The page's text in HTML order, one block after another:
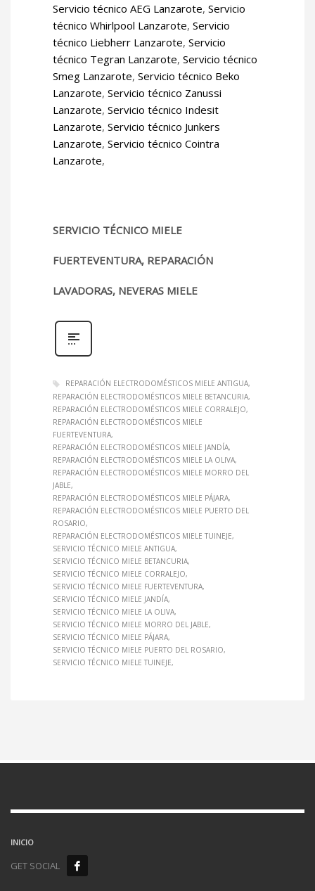
Servicio técnico AEG Lanzarote, Servicio
técnico Whirlpool Lanzarote, Servicio
técnico Liebherr Lanzarote, Servicio
técnico Tegran Lanzarote, Servicio técnico
Smeg Lanzarote, Servicio técnico Beko
Lanzarote, Servicio técnico Zanussi
Lanzarote, Servicio técnico Indesit
Lanzarote, Servicio técnico Junkers
Lanzarote, Servicio técnico Cointra
Lanzarote,
SERVICIO TÉCNICO MIELE
FUERTEVENTURA, REPARACIÓN
LAVADORAS, NEVERAS MIELE
REPARACIÓN ELECTRODOMÉSTICOS MIELE ANTIGUA
REPARACIÓN ELECTRODOMÉSTICOS MIELE BETANCURIA
REPARACIÓN ELECTRODOMÉSTICOS MIELE CORRALEJO
REPARACIÓN ELECTRODOMÉSTICOS MIELE
FUERTEVENTURA
REPARACIÓN ELECTRODOMÉSTICOS MIELE JANDÍA
REPARACIÓN ELECTRODOMÉSTICOS MIELE LA OLIVA
REPARACIÓN ELECTRODOMÉSTICOS MIELE MORRO DEL
JABLE
REPARACIÓN ELECTRODOMÉSTICOS MIELE PÁJARA
REPARACIÓN ELECTRODOMÉSTICOS MIELE PUERTO DEL
ROSARIO
REPARACIÓN ELECTRODOMÉSTICOS MIELE TUINEJE
SERVICIO TÉCNICO MIELE ANTIGUA
SERVICIO TÉCNICO MIELE BETANCURIA
SERVICIO TÉCNICO MIELE CORRALEJO
SERVICIO TÉCNICO MIELE FUERTEVENTURA
SERVICIO TÉCNICO MIELE JANDÍA
SERVICIO TÉCNICO MIELE LA OLIVA
SERVICIO TÉCNICO MIELE MORRO DEL JABLE
SERVICIO TÉCNICO MIELE PÁJARA
SERVICIO TÉCNICO MIELE PUERTO DEL ROSARIO
SERVICIO TÉCNICO MIELE TUINEJE
INICIO
GET SOCIAL